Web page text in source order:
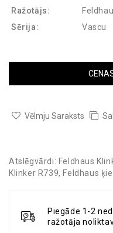
Ražotājs:
Sērija:
Vascu
Vēlmju Saraksts
Atslēgvārdi: Feldhaus
Klinker R739, Feldhaus
Piegāde 1-2
ražotāja